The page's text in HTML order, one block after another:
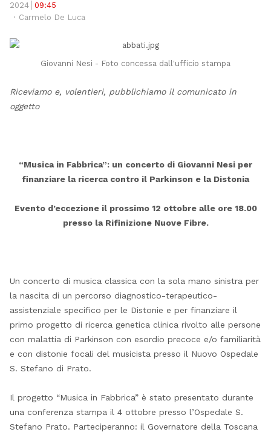
2024
09:45
Author
Carmelo De Luca
Giovanni Nesi - Foto concessa dall'ufficio stampa
Riceviamo e, volentieri, pubblichiamo il comunicato in
oggetto
“Musica in Fabbrica”: un concerto di Giovanni Nesi per
finanziare la ricerca contro il Parkinson e la Distonia
Evento d’eccezione il prossimo 12 ottobre alle ore 18.00
presso la Rifinizione Nuove Fibre.
Un concerto di musica classica con la sola mano sinistra per
la nascita di un percorso diagnostico-terapeutico-
assistenziale specifico per le Distonie e per finanziare il
primo progetto di ricerca genetica clinica rivolto alle persone
con malattia di Parkinson con esordio precoce e/o familiarità
e con distonie focali del musicista presso il Nuovo Ospedale
S. Stefano di Prato.
Il progetto “Musica in Fabbrica” è stato presentato durante
una conferenza stampa il 4 ottobre presso l’Ospedale S.
Stefano Prato. Parteciperanno: il Governatore della Toscana